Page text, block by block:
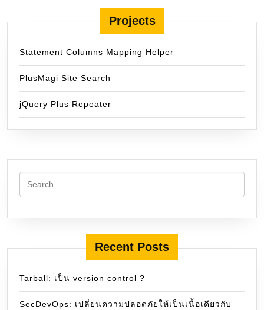
Projects
Statement Columns Mapping Helper
PlusMagi Site Search
jQuery Plus Repeater
Recent Posts
Tarball: เป็น version control ?
SecDevOps: เปลี่ยนความปลอดภัยให้เป็นเนื้อเดียวกับ